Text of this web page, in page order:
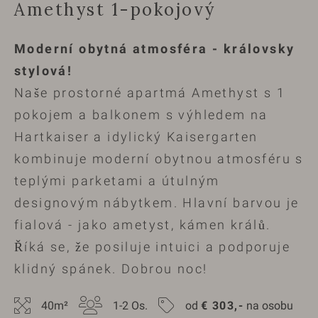
Amethyst 1-pokojový
Moderní obytná atmosféra - královsky
stylová!
Naše prostorné apartmá Amethyst s 1
pokojem a balkonem s výhledem na
Hartkaiser a idylický Kaisergarten
kombinuje moderní obytnou atmosféru s
teplými parketami a útulným
designovým nábytkem. Hlavní barvou je
fialová - jako ametyst, kámen králů.
Říká se, že posiluje intuici a podporuje
klidný spánek. Dobrou noc!
40m² 1-2 Os. od € 303,- na osobu